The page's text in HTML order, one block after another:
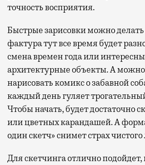
точность восприятия.
Быстрые зарисовки можно
фактура тут все время будет
смена времен года или
архитектурные объекты. А можно
нарисовать комикс о забавной
каждый день гуляет
Чтобы начать, будет достаточно
или цветных карандашей. А
один скетч» снимет страх чистого
Для скетчинга отлично